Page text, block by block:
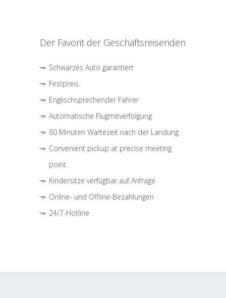
Der Favorit der Geschäftsreisenden
Schwarzes Auto garantiert
Festpreis
Englischsprechender Fahrer
Automatische Flugmitverfolgung
60 Minuten Wartezeit nach der Landung
Convenient pickup at precise meeting
point
Kindersitze verfügbar auf Anfrage
Online- und Offline-Bezahlungen
24/7-Hotline